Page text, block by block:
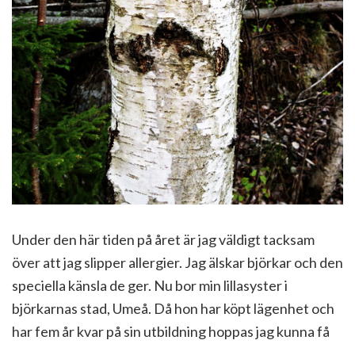
Under den här tiden på året är jag väldigt tacksam
över att jag slipper allergier. Jag älskar björkar och den
speciella känsla de ger. Nu bor min lillasyster i
björkarnas stad, Umeå. Då hon har köpt lägenhet och
har fem år kvar på sin utbildning hoppas jag kunna få